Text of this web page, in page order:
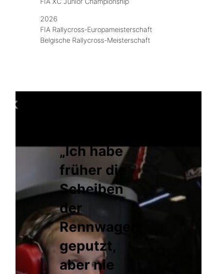
2026
FIA Rallycross-Europameisterschaft
Belgische Rallycross-Meisterschaft
„Ich habe
früher die
Scheiben
der
Rennwagen
geputzt,
aber nie